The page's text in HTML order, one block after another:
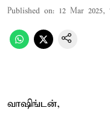
Published on: 12 Mar 2025,
வாஷிங்டன்,